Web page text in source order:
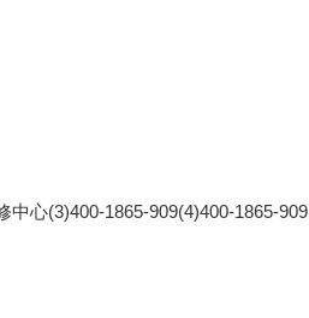
心(3)400-1865-909(4)400-1865-909